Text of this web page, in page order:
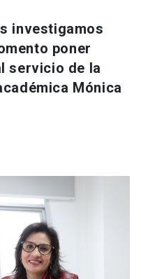
investigamos
poner
servicio de la
Mónica